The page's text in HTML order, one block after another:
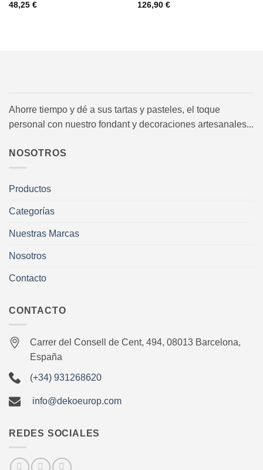
48,25 €
126,90 €
Ahorre tiempo y dé a sus tartas y pasteles, el toque
personal con nuestro fondant y decoraciones artesanales...
NOSOTROS
Productos
Categorías
Nuestras Marcas
Nosotros
Contacto
CONTACTO
Carrer del Consell de Cent, 494, 08013 Barcelona,
España
(+34) 931268620
info@dekoeurop.com
REDES SOCIALES